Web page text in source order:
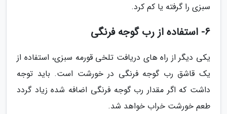
سبزی را گرفته یا کم کرد.
6- استفاده از رب گوجه فرنگی
یکی دیگر از راه های دریافت تلخی قورمه سبزی، استفاده از
یک قاشق رب گوجه فرنگی در خورشت است. باید توجه
داشت که اگر مقدار رب گوجه فرنگی اضافه شده زیاد گردد
طعم خورشت خراب خواهد شد.